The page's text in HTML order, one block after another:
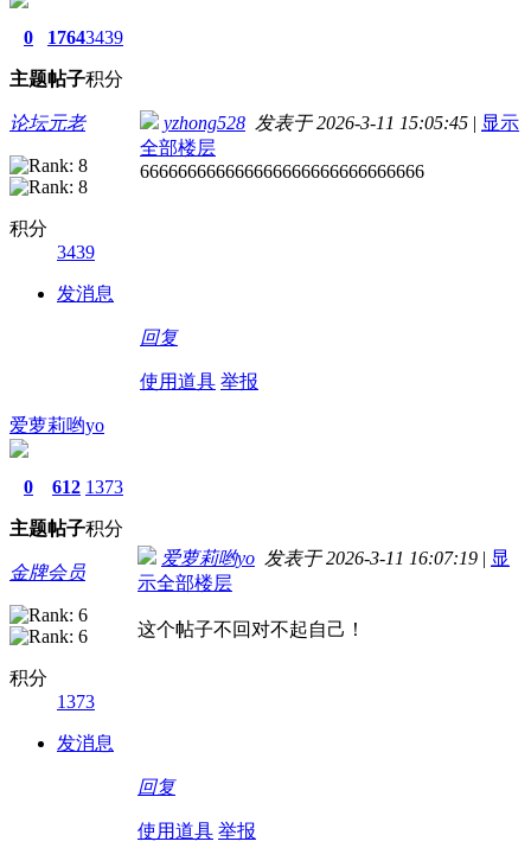
0
主题
1764
帖子
3439
积分
论坛元老
积分
3439
发消息
yzhong528 发表于 2026-3-11 15:05:45 | 显示
全部楼层
666666666666666666666666666666
回复
使用道具 举报
爱萝莉哟yo
0
主题
612
帖子
1373
积分
金牌会员
积分
1373
发消息
爱萝莉哟yo 发表于 2026-3-11 16:07:19 | 显
示全部楼层
这个帖子不回对不起自己！
回复
使用道具 举报